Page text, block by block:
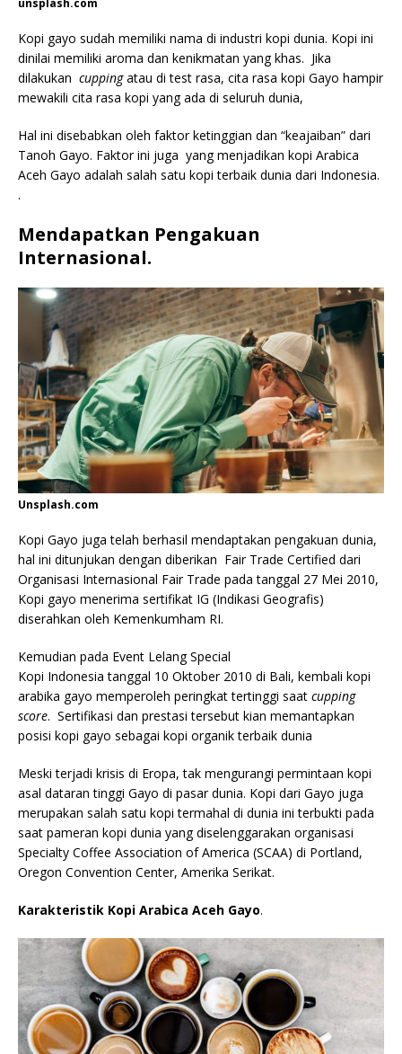
unsplash.com
Kopi gayo sudah memiliki nama di industri kopi dunia. Kopi ini
dinilai memiliki aroma dan kenikmatan yang khas. Jika
dilakukan cuppingatau di test rasa, cita rasa kopi Gayo hampir
mewakili cita rasa kopi yang ada di seluruh dunia,
Hal ini disebabkan oleh faktor ketinggian dan “keajaiban” dari
Tanoh Gayo. Faktor ini juga yang menjadikan kopi Arabica
Aceh Gayo adalah salah satu kopi terbaik dunia dari Indonesia.
.
Mendapatkan Pengakuan
Internasional.
Unsplash.com
Kopi Gayo juga telah berhasil mendaptakan pengakuan dunia,
hal ini ditunjukan dengan diberikan Fair Trade Certified dari
Organisasi Internasional Fair Trade pada tanggal 27 Mei 2010,
Kopi gayo menerima sertifikat IG (Indikasi Geografis)
diserahkan oleh Kemenkumham RI.
Kemudian pada Event Lelang Special
Kopi Indonesia tanggal 10 Oktober 2010 di Bali, kembali kopi
arabika gayo memperoleh peringkat tertinggi saat cupping
score. Sertifikasi dan prestasi tersebut kian memantapkan
posisi kopi gayo sebagai kopi organik terbaik dunia
Meski terjadi krisis di Eropa, tak mengurangi permintaan kopi
asal dataran tinggi Gayo di pasar dunia. Kopi dari Gayo juga
merupakan salah satu kopi termahal di dunia ini terbukti pada
saat pameran kopi dunia yang diselenggarakan organisasi
Specialty Coffee Association of America (SCAA) di Portland,
Oregon Convention Center, Amerika Serikat.
Karakteristik Kopi Arabica Aceh Gayo.